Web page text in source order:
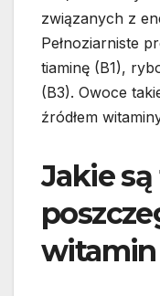
związanych z
Pełnoziarniste
tiaminę (B1),
(B3). Owoce
źródłem
Jakie
witamin